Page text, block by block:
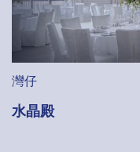
灣仔
水晶殿